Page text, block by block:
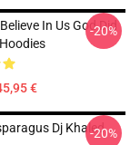
In Us God Did
€
-20%
Dj Khaled-20%